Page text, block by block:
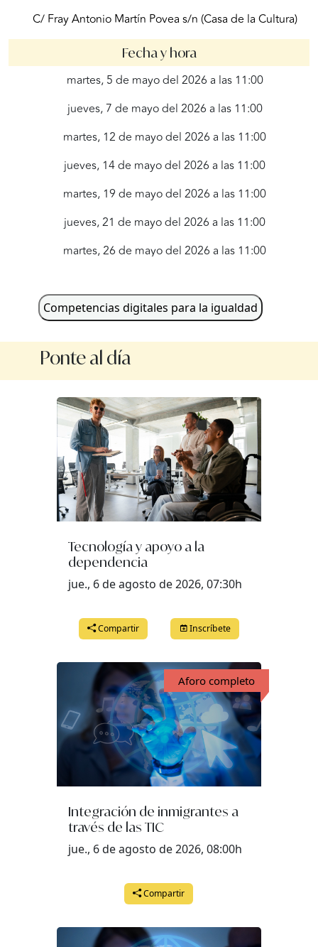
C/ Fray Antonio Martín Povea s/n (Casa de la Cultura)
Fecha y hora
martes, 5 de mayo del 2026 a las 11:00
jueves, 7 de mayo del 2026 a las 11:00
martes, 12 de mayo del 2026 a las 11:00
jueves, 14 de mayo del 2026 a las 11:00
martes, 19 de mayo del 2026 a las 11:00
jueves, 21 de mayo del 2026 a las 11:00
martes, 26 de mayo del 2026 a las 11:00
Competencias digitales para la igualdad
Ponte al día
Tecnología y apoyo a la
dependencia
jue., 6 de agosto de 2026, 07:30h
Compartir Inscríbete
Aforo completo
Integración de inmigrantes a
través de las TIC
jue., 6 de agosto de 2026, 08:00h
Compartir